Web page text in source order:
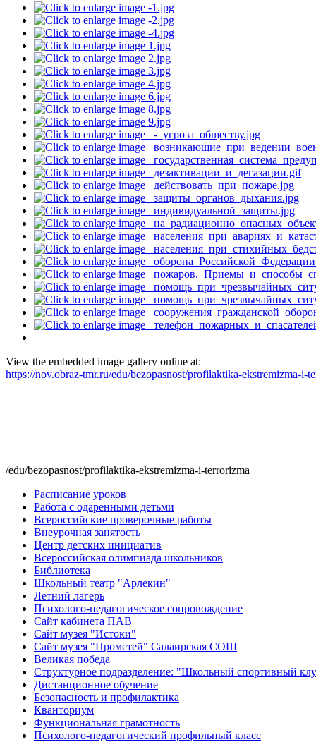
View the embedded image gallery online at:
https://nov.obraz-tmr.ru/edu/bezopasnost/profilaktika-ekstremizma-i-
/edu/bezopasnost/profilaktika-ekstremizma-i-terrorizma
Расписание уроков
Работа с одаренными детьми
Всероссийские проверочные работы
Внеурочная занятость
Центр детских инициатив
Всероссийская олимпиада школьников
Библиотека
Школьный театр "Арлекин"
Летний лагерь
Психолого-педагогическое сопровождение
Сайт кабинета ПАВ
Сайт музея "Истоки"
Сайт музея "Прометей" Салаирская СОШ
Великая победа
Структурное подразделение: "Школьный спортивный
Дистанционное обучение
Безопасность и профилактика
Кванториум
Функциональная грамотность
Психолого-педагогический профильный класс